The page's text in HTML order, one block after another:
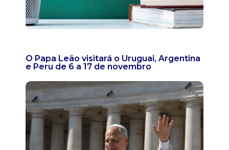
O Papa Leão visitará o Uruguai, Argentina
e Peru de 6 a 17 de novembro